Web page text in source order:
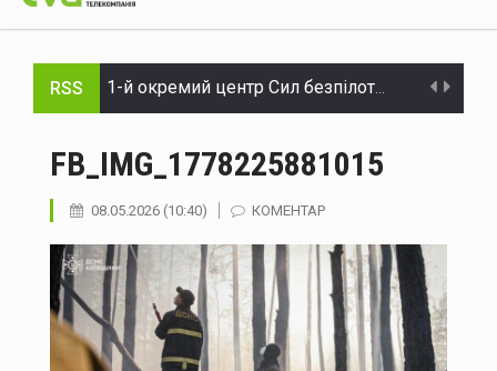
RSS
Україна планує створити власну антибалістичну систему FREYJA до 2027 року
У Чернівцях п'яний водій Mercedes спричинив ДТП: у крові виявили 2,57 проміле алкоголю
FB_IMG_1778225881015
08.05.2026 (10:40) КОМЕНТАР